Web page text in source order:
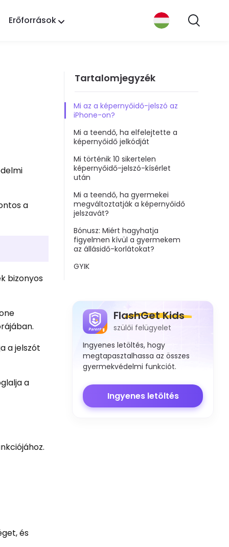
Erőforrások
a
bizonyos
a jelszót
a
és
Tartalomjegyzék
Mi az a képernyőidő-jelszó az
iPhone-on?
Mi a teendő, ha elfelejtette a
képernyőidő jelkódját
Mi történik 10 sikertelen
képernyőidő-jelszó-kísérlet
után
Mi a teendő, ha gyermekei
megváltoztatják a képernyőidő
jelszavát?
Bónusz: Miért hagyhatja
figyelmen kívül a gyermekem
az állásidő-korlátokat?
GYIK
FlashGet Kids
szülői felügyelet
Ingyenes letöltés, hogy
megtapasztalhassa az összes
gyermekvédelmi funkciót.
Ingyenes letöltés